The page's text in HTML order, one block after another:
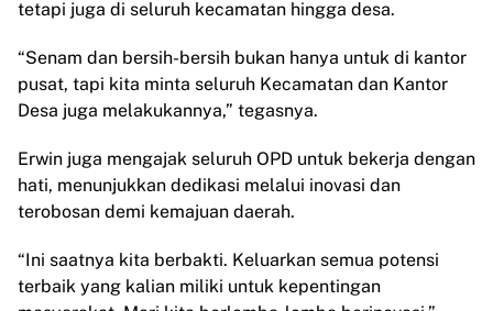
tetapi juga di seluruh kecamatan hingga desa.
“Senam dan bersih-bersih bukan hanya untuk di kantor
pusat, tapi kita minta seluruh Kecamatan dan Kantor
Desa juga melakukannya,” tegasnya.
Erwin juga mengajak seluruh OPD untuk bekerja dengan
hati, menunjukkan dedikasi melalui inovasi dan
terobosan demi kemajuan daerah.
“Ini saatnya kita berbakti. Keluarkan semua potensi
terbaik yang kalian miliki untuk kepentingan